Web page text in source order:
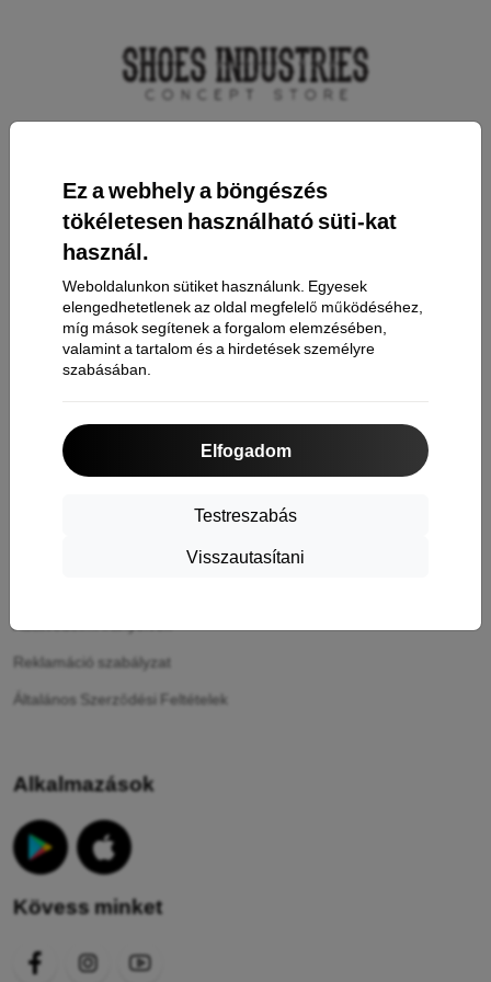
Ez a webhely a böngészés
tökéletesen használható süti-kat
használ.
Weboldalunkon sütiket használunk. Egyesek
elengedhetetlenek az oldal megfelelő működéséhez,
míg mások segítenek a forgalom elemzésében,
valamint a tartalom és a hirdetések személyre
szabásában.
Elfogadom
Testreszabás
Visszautasítani
Bevásárlás
Szállítás & Fizetés
Cashback
Áru visszaküldése
Kapcsolat
Adatvédelmi irányelvek
Reklamáció szabályzat
Általános Szerződési Feltételek
Alkalmazások
Kövess minket